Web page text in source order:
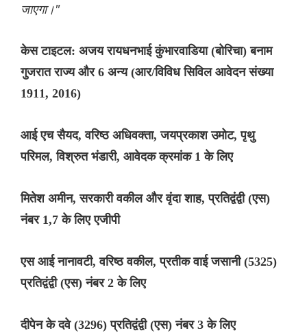
जाएगा।"
केस टाइटल: अजय रायधनभाई कुंभारवाडिया (बोरिचा) बनाम
गुजरात राज्य और 6 अन्य (आर/विविध सिविल आवेदन संख्या
1911, 2016)
आई एच सैयद, वरिष्ठ अधिवक्ता, जयप्रकाश उमोट, पृथु
परिमल, विश्रुत भंडारी, आवेदक क्रमांक 1 के लिए
मितेश अमीन, सरकारी वकील और वृंदा शाह, प्रतिद्वंद्वी (एस)
नंबर 1,7 के लिए एजीपी
एस आई नानावटी, वरिष्ठ वकील, प्रतीक वाई जसानी (5325)
प्रतिद्वंद्वी (एस) नंबर 2 के लिए
दीपेन के दवे (3296) प्रतिद्वंद्वी (एस) नंबर 3 के लिए